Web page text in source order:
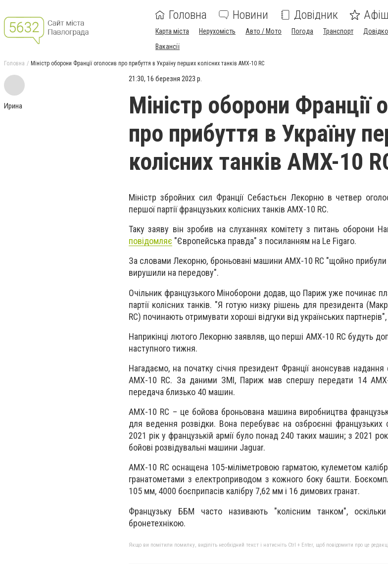
Головна Новини Довідник
Карта міста Нерухомість Авто / Мото Погода Транспорт
Вакансії
Головна Міністр оборони Франції оголосив про прибуття в Україну перших колісних танків AMX-10 RC
Ирина
21:30, 16 березня 2023 р.
Міністр оборони Франції
про прибуття в Україну
колісних танків AMX-10
Міністр збройних сил Франції Себастьєн Лекорню в четвер
першої партії французьких колісних танків AMX-10 RC.
Таку заяву він зробив на слуханнях комітету з питань оборони
повідомляє "Європейська правда" з посиланням на Le Figaro.
За словами Лекорню, броньовані машини AMX-10 RC "щойно прибули
вирушили на передову".
Очільник французького Міноборони додав, що Париж уже починає
партії колісних танків. "Я готую низку рішень для президента
RC) починають отримувати хороші відгуки від українських
Наприкінці лютого Лекорню заявляв, що перші AMX-10 RC будуть
наступного тижня.
Нагадаємо, на початку січня президент Франції анонсував надання
AMX-10 RC. За даними ЗМІ, Париж мав спершу передати 14 AMX-
передача близько 40 машин.
AMX-10 RC – це бойова броньована машина виробництва
для ведення розвідки. Вона перебуває на озброєнні
2021 рік у французькій армії було понад 240 таких машин; з 2021
бойові розвідувальні машини Jaguar.
AMX-10 RC оснащена 105-міліметровою гарматою, кулеметом
гранатометами з електроприводом з кожного боку башти.
105 мм, 4000 боєприпасів калібру 7,62 мм і 16 димових гранат.
Французьку ББМ часто називають "колісним танком",
бронетехнікою.
Якщо ви помітили помилку, виділіть необхідний текст і натисніть Ctrl + Enter, щоб повідомити про це